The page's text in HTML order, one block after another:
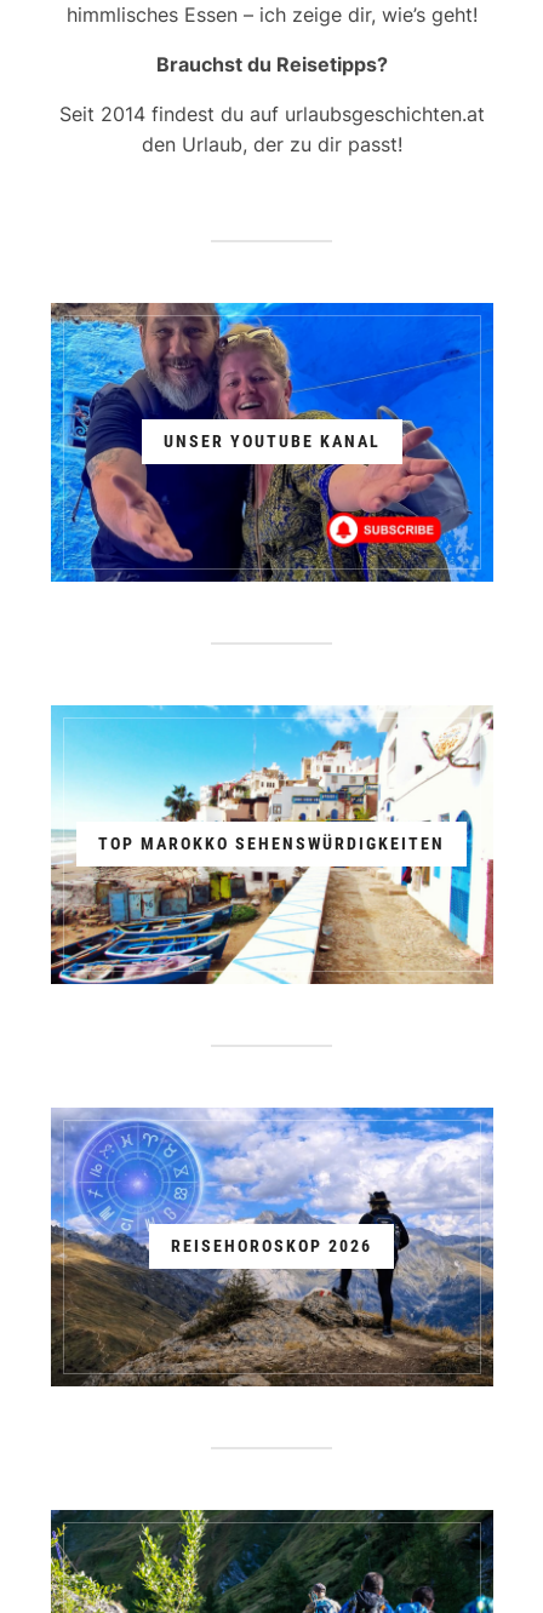
himmlisches Essen – ich zeige dir, wie’s geht!
Brauchst du Reisetipps?
Seit 2014 findest du auf urlaubsgeschichten.at
den Urlaub, der zu dir passt!
UNSER YOUTUBE KANAL
TOP MAROKKO SEHENSWÜRDIGKEITEN
REISEHOROSKOP 2026